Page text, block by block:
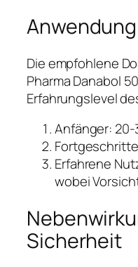
Die empfohlene
Pharma Danabol
Erfahrungslevel
Anfänger: 20-
Erfahrene
wobei
Sicherheit